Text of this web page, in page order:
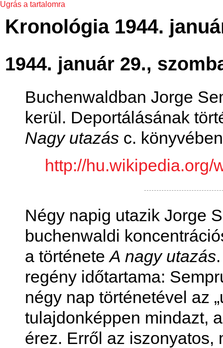
Ugrás a tartalomra
Kronológia 1944.
1944. január 29.,
Buchenwaldban Jorge
kerül. Deportálásának
Nagy utazás c.
http://
Négy napig utazik Jorge
buchenwaldi
a történeteA nagy utazás
regény időtartama:
négy nap történetével az
tulajdonképpen mindazt,
érez. Erről az iszonyatos,